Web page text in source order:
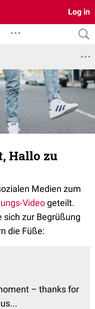
Log in
Hallo zu
Medien zum
Videogeteilt.
sich zur Begrüßung
die Füße:
– thanks for